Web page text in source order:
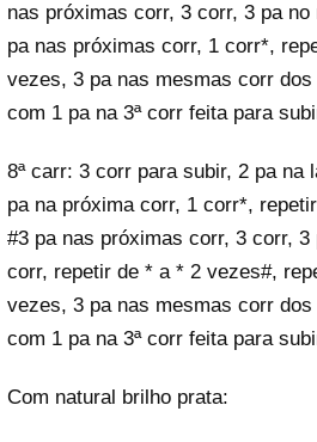
nas próximas corr, 3 corr, 3 pa
pa nas próximas corr, 1 corr*,
vezes, 3 pa nas mesmas corr
com 1 pa na 3ª corr feita para
8ª carr: 3 corr para subir, 2 pa na
pa na próxima corr, 1 corr*,
#3 pa nas próximas corr, 3 corr, 3
corr, repetir de * a * 2 vezes#,
vezes, 3 pa nas mesmas corr
com 1 pa na 3ª corr feita para
Com natural brilho prata: